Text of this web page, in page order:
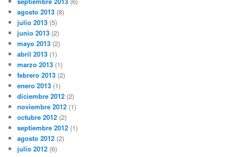
agosto 2013 (8)
julio 2013 (5)
junio 2013 (2)
mayo 2013 (2)
abril 2013 (1)
marzo 2013 (1)
febrero 2013 (2)
enero 2013 (1)
diciembre 2012 (2)
noviembre 2012 (1)
octubre 2012 (2)
septiembre 2012 (1)
agosto 2012 (2)
julio 2012 (6)